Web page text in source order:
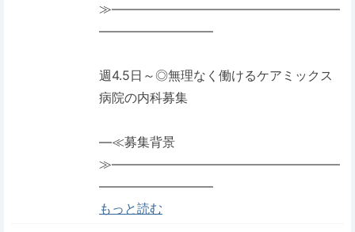
≫――――――――――――――――――
―――――――――
週4.5日～◎無理なく働けるケアミックス
病院の内科募集
―≪募集背景
≫――――――――――――――――――
―――――――――
もっと読む